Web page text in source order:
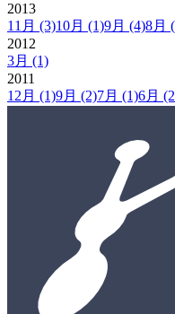
2013
11月 (3)10月 (1)9月 (4)8月
2012
3月 (1)
2011
12月 (1)9月 (2)7月 (1)6月